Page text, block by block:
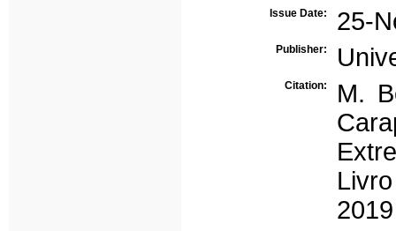
Issue Date: 25-
Publisher:
Citation:
M.
2019